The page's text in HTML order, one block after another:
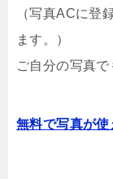
（写真ACに登
ます。）
ご自分の写真で
無料で写真が